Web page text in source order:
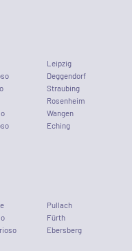
Leipzig
Deggendorf
Straubing
Rosenheim
Wangen
Eching
Pullach
Fürth
Ebersberg